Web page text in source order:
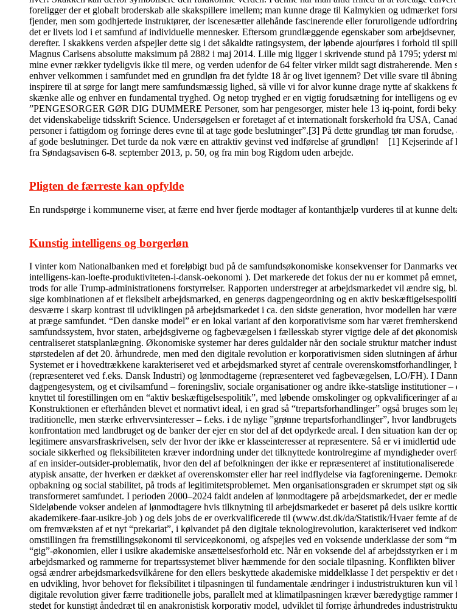
foreligger der et globalt broderskab alle skakspillere imellem; man kunne drage til Kalmykien og udmærket
fjender, men som godhjertede instruktører, der iscenesætter allehånde fascinerende eller foruroligende
det er livets lod i et samfund af individuelle mennesker. Eftersom grundlæggende egenskaber som
derefter. I skakkens verden afspejler dette sig i det såkaldte ratingsystem, der løbende ajourføres i forhold til
Magnus Carlsens absolutte maksimum på 2882 i maj 2014. Lille mig ligger i skrivende stund på 1795;
mine evner rækker tydeligvis ikke til mere, og verden udenfor de 64 felter virker mildt sagt distraherende.
enhver velkommen i samfundet med en grundløn fra det fyldte 18 år og livet igennem? Det ville svare til
inspirere til at sørge for langt mere samfundsmæssig lighed, så ville vi for alvor kunne drage nytte af
skænke alle og enhver en fundamental tryghed. Og netop tryghed er en vigtig forudsætning for intelligens og
”PENGESORGER GØR DIG DUMMERE Personer, som har pengesorger, mister hele 13 iq-point, fordi
det videnskabelige tidsskrift Science. Undersøgelsen er foretaget af et internationalt forskerhold fra USA,
personer i fattigdom og forringe deres evne til at tage gode beslutninger”.[3] På dette grundlag tør man
af gode beslutninger. Det turde da nok være en attraktiv gevinst ved indførelse af grundløn! [1] Kejserinde
fra Søndagsavisen 6-8. september 2013, p. 50, og fra min bog Rigdom uden arbejde.
Pligten de færreste kan opfylde
En rundspørge i kommunerne viser, at færre end hver fjerde modtager af kontanthjælp vurderes til at kunne
Kunstig intelligens og borgerløn
I vinter kom Nationalbanken med et foreløbigt bud på de samfundsøkonomiske konsekvenser for Danmarks
intelligens-kan-loefte-produktiviteten-i-dansk-oekonomi ). Det markerede det fokus der nu er kommet på
trods for alle Trump-administrationens forstyrrelser. Rapporten understreger at arbejdsmarkedet vil ændre
sige kombinationen af et fleksibelt arbejdsmarked, en generøs dagpengeordning og en aktiv
desværre i skarp kontrast til udviklingen på arbejdsmarkedet i ca. den sidste generation, hvor modellen har
at præge samfundet. “Den danske model” er en lokal variant af den korporativisme som har været
samfundssystem, hvor staten, arbejdsgiverne og fagbevægelsen i fællesskab styrer vigtige dele af det
centraliseret statsplanlægning. Økonomiske systemer har deres guldalder når den sociale struktur matcher
størstedelen af det 20. århundrede, men med den digitale revolution er korporativismen siden slutningen af
Systemet er i hovedtrækkene karakteriseret ved et arbejdsmarked styret af centrale
(repræsenteret ved f.eks. Dansk Industri) og lønmodtagerne (repræsenteret ved fagbevægelsen, LO/FH). I
dagpengesystem, og et civilsamfund – foreningsliv, sociale organisationer og andre ikke-statslige
knyttet til forestillingen om en “aktiv beskæftigelsespolitik”, med løbende omskolinger og opkvalificeringer af
Konstruktionen er efterhånden blevet et normativt ideal, i en grad så “trepartsforhandlinger” også bruges som
traditionelle, men stærke erhvervsinteresser – f.eks. i de nylige ”grønne trepartsforhandlinger”, hvor
konfrontation med landbruget og de banker der ejer en stor del af det opdyrkede areal. I den situation kan der
legitimere ansvarsfraskrivelsen, selv der hvor der ikke er klasseinteresser at repræsentere. Så er vi imidlertid
sociale sikkerhed og fleksibiliteten kræver indordning under det tilknyttede kontrolregime af myndigheder
af en insider-outsider-problematik, hvor den del af befolkningen der ikke er repræsenteret af
atypisk ansatte, der hverken er dækket af overenskomster eller har reel indflydelse via fagforeningerne.
opbakning og social stabilitet, på trods af legitimitetsproblemet. Men organisationsgraden er skrumpet støt og
transformeret samfundet. I perioden 2000–2024 faldt andelen af lønmodtagere på arbejdsmarkedet, der er
Sideløbende vokser andelen af lønmodtagere hvis tilknytning til arbejdsmarkedet er baseret på dels usikre
akademikere-faar-usikre-job ) og dels jobs de er overkvalificerede til (www.dst.dk/da/Statistik/Hvaer femte af
om fremvæksten af et nyt “prekariat”, i kølvandet på den digitale teknologirevolution, karakteriseret ved
omstillingen fra fremstillingsøkonomi til serviceøkonomi, og afspejles ved en voksende underklasse der som
“gig”-økonomien, eller i usikre akademiske ansættelsesforhold etc. Når en voksende del af arbejdsstyrken er
arbejdsmarked og rammerne for trepartssystemet bliver hæmmende for den sociale tilpasning. Konflikten
også ændrer arbejdsmarkedsvilkårene for den ellers beskyttede akademiske middelklasse I det perspektiv er
en udvikling, hvor behovet for fleksibilitet i tilpasningen til fundamentale ændringer i industristrukturen kun
digitale revolution giver færre traditionelle jobs, parallelt med at klimatilpasningen kræver bæredygtige
stedet for kunstigt åndedræt til en anakronistisk korporativ model, udviklet til forrige århundredes